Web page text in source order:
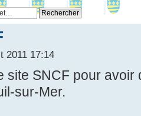
2011 17:14
site SNCF pour
sur-Mer.